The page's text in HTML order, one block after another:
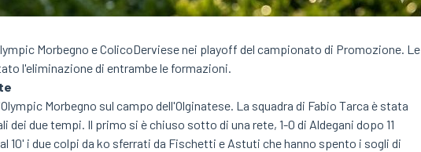
Morbegno e ColicoDerviese nei playoff del campionato di Promozione. Le
l'eliminazione di entrambe le formazioni.
Morbegno sul campo dell'Olginatese. La squadra di Fabio Tarca è stata
due tempi. Il primo si è chiuso sotto di una rete, 1-0 di Aldegani dopo 11
10' i due colpi da ko sferrati da Fischetti e Astuti che hanno spento i sogli di